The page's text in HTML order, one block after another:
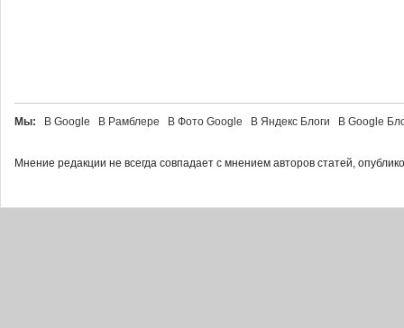
Мы: В Google В Рамблере В Фото Google В Яндекс Блоги В Google
Мнение редакции не всегда совпадает с мнением авторов статей,